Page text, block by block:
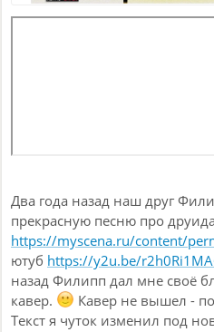
Два года назад наш друг
прекрасную песню про друида
https://myscena.ru/content/
ютуб https://y2u.be/
назад Филипп дал мне своё
кавер.
Кавер не вышел -
Текст я чуток изменил под